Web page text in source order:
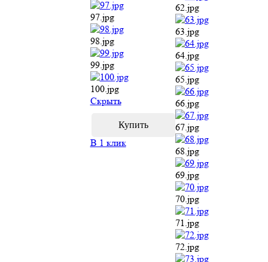
97.jpg
98.jpg
99.jpg
100.jpg
Cкрыть
В 1 клик
62.jpg
63.jpg
64.jpg
65.jpg
66.jpg
67.jpg
68.jpg
69.jpg
70.jpg
71.jpg
72.jpg